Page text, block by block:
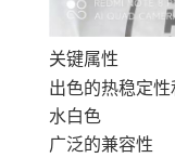
关键属性
出色的热稳定
水白色
广泛的兼容性